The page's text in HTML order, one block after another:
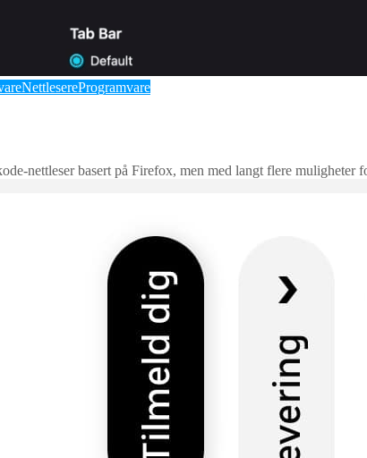
NettlesereProgramvare
nettleser basert på Firefox, men med langt flere